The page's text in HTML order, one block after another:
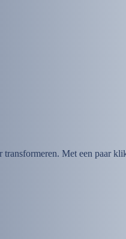
Met een paar